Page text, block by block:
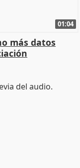
01:04
más datos